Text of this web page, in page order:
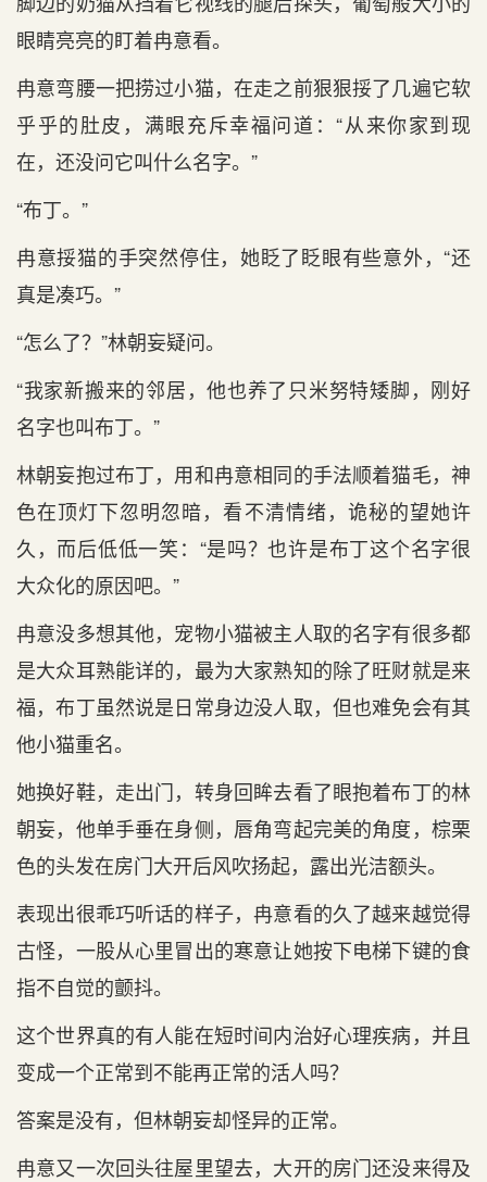
眼睛亮亮的盯着冉意看。
冉意弯腰一把捞过小猫，在走之前狠狠挼了几遍它软
乎乎的肚皮，满眼充斥幸福问道：“从来你家到现
在，还没问它叫什么名字。”
“布丁。”
冉意挼猫的手突然停住，她眨了眨眼有些意外，“还
真是凑巧。”
“怎么了？”林朝妄疑问。
“我家新搬来的邻居，他也养了只米努特矮脚，刚好
名字也叫布丁。”
林朝妄抱过布丁，用和冉意相同的手法顺着猫毛，神
色在顶灯下忽明忽暗，看不清情绪，诡秘的望她许
久，而后低低一笑：“是吗？也许是布丁这个名字很
大众化的原因吧。”
冉意没多想其他，宠物小猫被主人取的名字有很多都
是大众耳熟能详的，最为大家熟知的除了旺财就是来
福，布丁虽然说是日常身边没人取，但也难免会有其
他小猫重名。
她换好鞋，走出门，转身回眸去看了眼抱着布丁的林
朝妄，他单手垂在身侧，唇角弯起完美的角度，棕栗
色的头发在房门大开后风吹扬起，露出光洁额头。
表现出很乖巧听话的样子，冉意看的久了越来越觉得
古怪，一股从心里冒出的寒意让她按下电梯下键的食
指不自觉的颤抖。
这个世界真的有人能在短时间内治好心理疾病，并且
变成一个正常到不能再正常的活人吗？
答案是没有，但林朝妄却怪异的正常。
冉意又一次回头往屋里望去，大开的房门还没来得及